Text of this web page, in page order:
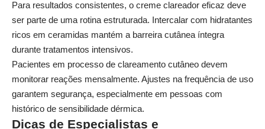
Para resultados consistentes, o creme clareador eficaz deve
ser parte de uma rotina estruturada. Intercalar com hidratantes
ricos em ceramidas mantém a barreira cutânea íntegra
durante tratamentos intensivos.
Pacientes em processo de clareamento cutâneo devem
monitorar reações mensalmente. Ajustes na frequência de uso
garantem segurança, especialmente em pessoas com
histórico de sensibilidade dérmica.
Dicas de Especialistas e